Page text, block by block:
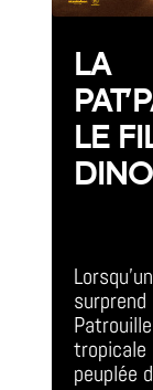
LA
LE
DINO
tropicale
peuplée